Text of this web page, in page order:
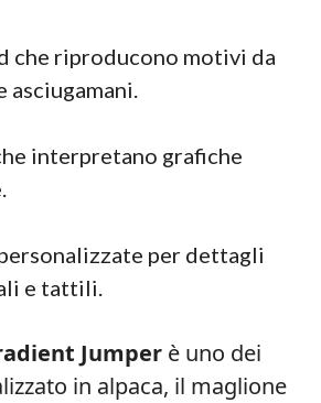
che riproducono motivi da
asciugamani.
interpretano grafiche
per dettagli
e tattili.
Jumper è uno dei
in alpaca, il maglione